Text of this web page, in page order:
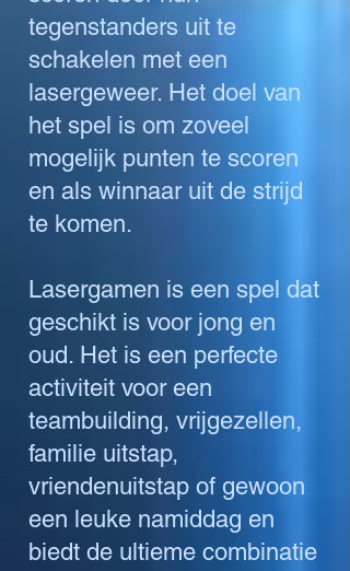
tegenstanders uit te
schakelen met een
lasergeweer. Het doel van
het spel is om zoveel
mogelijk punten te scoren
en als winnaar uit de strijd
te komen.
Lasergamen is een spel dat
geschikt is voor jong en
oud. Het is een perfecte
activiteit voor een
teambuilding, vrijgezellen,
familie uitstap,
vriendenuitstap of gewoon
een leuke namiddag en
biedt de ultieme combinatie